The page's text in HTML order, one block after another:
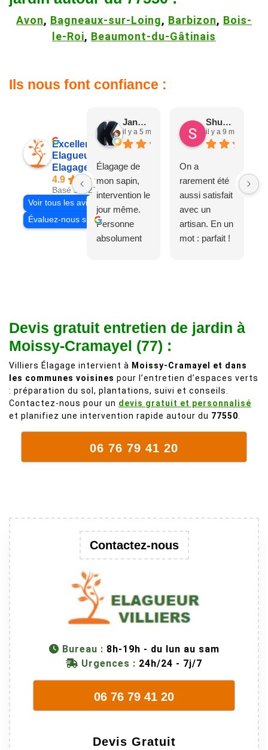
Avon, Bagneaux-sur-Loing, Barbizon, Bois-
le-Roi, Beaumont-du-Gâtinais
Ils nous font confiance :
Excellent
Elagueur 77
Elagage Villiers
4.9
Basé sur 27 avis
Voir tous les avis
Évaluez-nous sur
Jane D.
il y a 5 mois
Élagage de
mon sapin,
intervention le
jour même.
Personne
absolument
comme on en
Shuang & Jean K.
il y a 9 mois
On a
rarement été
aussi satisfait
avec un
artisan. En un
mot : parfait !
débordait trop
chez les
plein de bois
mort. C'est
délicat parce
que c'est un
trop lourde et
donc
son équipes
connaissent
très bien leur
juste une
évidence. Et
en plus ils
sympathique.
Devis gratuit entretien de jardin à
Moissy-Cramayel (77) :
Villiers Élagage intervient à Moissy-Cramayel et dans
les communes voisines pour l’entretien d’espaces verts
: préparation du sol, plantations, suivi et conseils.
Contactez-nous pour un devis gratuit et personnalisé
et planifiez une intervention rapide autour du 77550
06 76 79 41 20
Contactez-nous
Bureau : 8h-19h - du lun au sam
Urgences : 24h/24 - 7j/7
06 76 79 41 20
Devis Gratuit